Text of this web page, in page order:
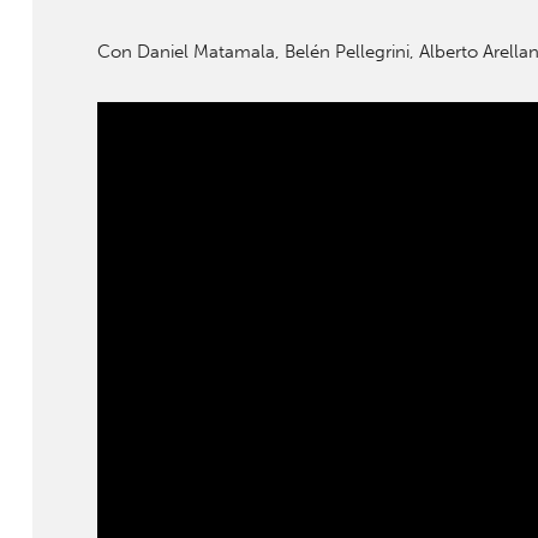
Con Daniel Matamala, Belén Pellegrini, Alberto